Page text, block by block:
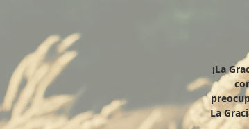
¡La
La